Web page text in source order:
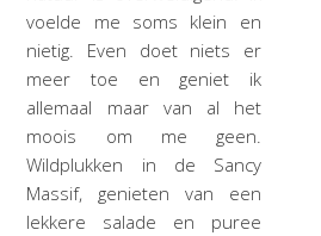
voelde me soms klein en
nietig. Even doet niets er
meer toe en geniet ik
allemaal maar van al het
moois om me geen.
Wildplukken in de Sancy
Massif, genieten van een
lekkere salade en puree